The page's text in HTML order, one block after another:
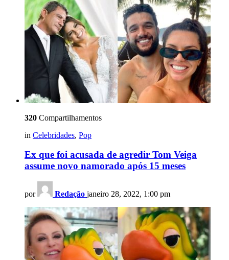
320 Compartilhamentos
in Celebridades, Pop
Ex que foi acusada de agredir Tom Veiga
assume novo namorado após 15 meses
por Redação janeiro 28, 2022, 1:00 pm